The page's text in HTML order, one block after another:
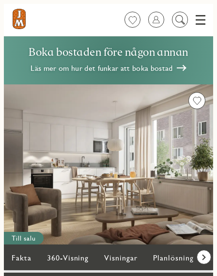
FavoriterLogga in
Sök
Meny
Boka bostaden före någon annan
Läs mer om hur det funkar att boka bostad
Till salu
Fakta 360-Visning Visningar Planlösning